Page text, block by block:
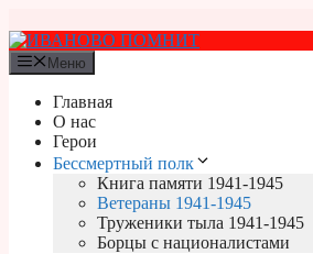
к
содержимому
Меню
Главная
О нас
Герои
Бессмертный полк
Книга памяти 1941-1945
Ветераны 1941-1945
Труженики тыла 1941-1945
Борцы с националистами